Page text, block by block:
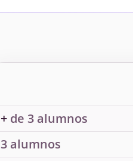
+de 3 alumnos
3 alumnos